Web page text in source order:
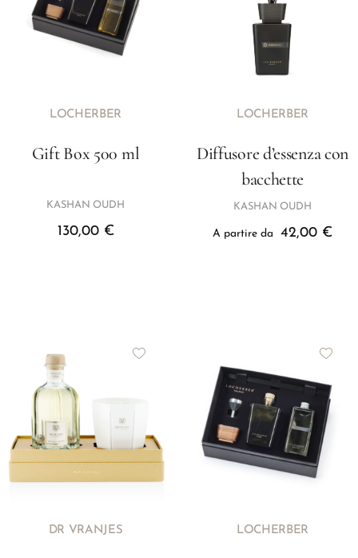
LOCHERBER
Gift Box 500 ml
KASHAN OUDH
130,00 €
LOCHERBER
Diffusore d’essenza con
bacchette
KASHAN OUDH
A partire da 42,00 €
DR VRANJES LOCHERBER